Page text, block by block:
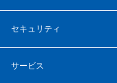
セキュリティ
サービス